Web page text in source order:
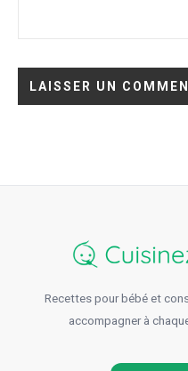
Recettes pour bébé et
accompagner à